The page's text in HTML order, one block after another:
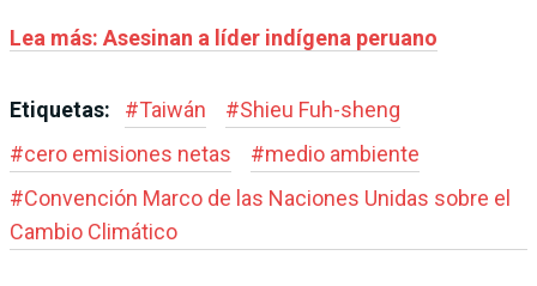
Lea más: Asesinan a líder indígena peruano
Etiquetas: #Taiwán #Shieu Fuh-sheng
#cero emisiones netas #medio ambiente
#Convención Marco de las Naciones Unidas sobre el
Cambio Climático